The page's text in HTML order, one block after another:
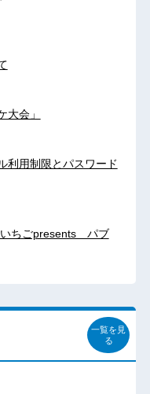
大会」
利用制限とパスワード
いちごpresents パブ
一覧を見
る